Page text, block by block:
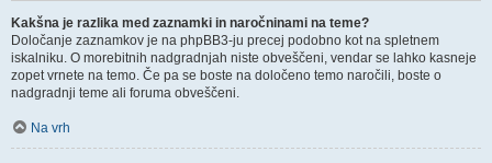
Kakšna je razlika med zaznamki in naročninami na teme?
Določanje zaznamkov je na phpBB3-ju precej podobno kot na spletnem
iskalniku. O morebitnih nadgradnjah niste obveščeni, vendar se lahko kasneje
zopet vrnete na temo. Če pa se boste na določeno temo naročili, boste o
nadgradnji teme ali foruma obveščeni.
Na vrh